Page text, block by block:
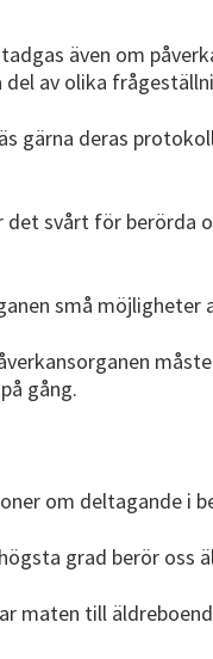
även om
av olika
gärna deras
svårt för berörda
små möjligheter
gång.
om deltagande i
grad berör oss
maten till